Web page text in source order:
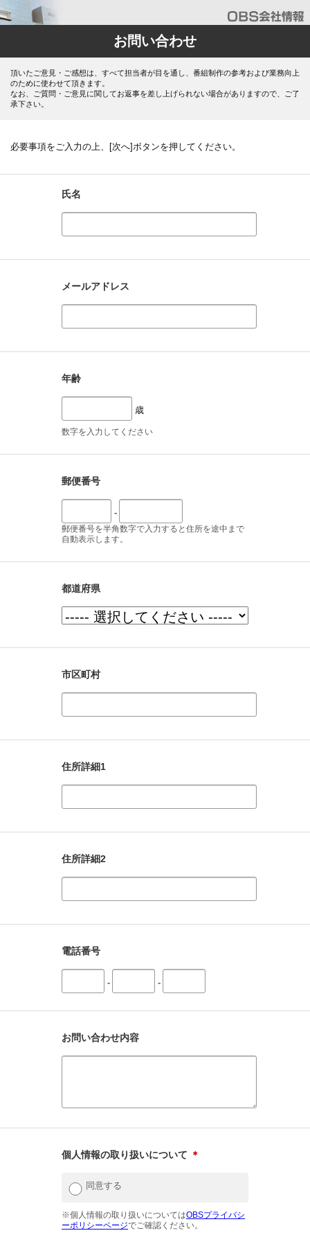
お問い合わせ
頂いたご意見・ご感想は、すべて担当者が目を通し、番組制作の参考および業務向上
のために使わせて頂きます。
なお、ご質問・ご意見に関してお返事を差し上げられない場合がありますので、ご了
承下さい。
必要事項をご入力の上、[次へ]ボタンを押してください。
氏名
メールアドレス
年齢
歳
数字を入力してください
郵便番号
-
郵便番号を半角数字で入力すると住所を途中まで
自動表示します。
都道府県
市区町村
住所詳細1
住所詳細2
電話番号
- -
お問い合わせ内容
個人情報の取り扱いについて ＊
同意する
※個人情報の取り扱いについてはOBSプライバシ
ーポリシーページでご確認ください。